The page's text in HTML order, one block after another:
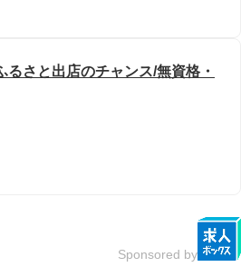
るさと出店のチャンス/無資格・
Sponsored by